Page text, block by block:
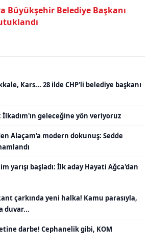
Büyükşehir Belediye Başkanı
Kars... 28 ilde CHP'li belediye başkanı
geleceğine yön veriyoruz
Alaçam'a modern dokunuş: Sedde
yarışı başladı: İlk aday Hayati Ağca'dan
çarkında yeni halka! Kamu parasıyla,
duvar...
darbe! Cephanelik gibi, KOM